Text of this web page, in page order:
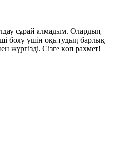
сұрай алмадым. Олардың
болу үшін оқытудың барлық
жүргізді. Сізге көп рахмет!